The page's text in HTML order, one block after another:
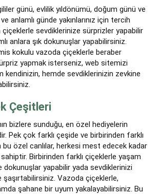
günü, evlilik yıldönümü, doğum günü ve
anlamlı günde yakınlarınız için tercih
sevdiklerinize sürprizler yapabilir
anlara şık dokunuşlar yapabilirsiniz.
kokulu vazoda çiçeklerle beraber
yapmak isterseniz, web sitemizi
kendinizin, hemde sevdiklerinizin zevkine
Çeşitleri
bizlere sunduğu, en özel hediyelerin
Pek çok farklı çeşide ve birbirinden farklı
özel canlılar, herkesi mest edecek kadar
Birbirinden farklı çiçeklerle yaşam
dokunuşlar yapabilir yada sevdiklerinizi
Vazoda çiçeklerle,
şahane bir uyum yakalayabilirsiniz. Bu